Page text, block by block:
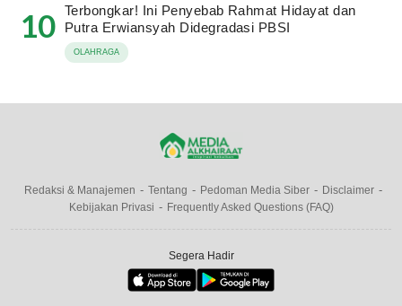
10 Terbongkar! Ini Penyebab Rahmat Hidayat dan
Putra Erwiansyah Didegradasi PBSI
OLAHRAGA
Redaksi & Manajemen Tentang Pedoman Media Siber
Disclaimer
Kebijakan Privasi
Frequently Asked Questions (FAQ)
Segera Hadir